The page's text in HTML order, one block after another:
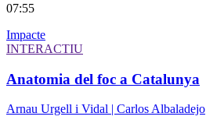
07:55
Impacte
INTERACTIU
Anatomia del foc a Catalunya
Arnau Urgell i Vidal | Carlos Albaladejo